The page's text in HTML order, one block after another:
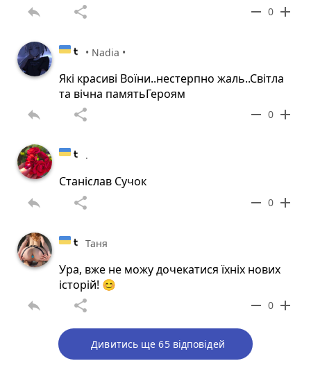
reply share remove 0 add
• Nadia •
Які красиві Воїни..нестерпно жаль..Світла
та вічна памятьГероям
reply share remove 0 add
.
Станіслав Сучок
reply share remove 0 add
Таня
Ура, вже не можу дочекатися їхніх нових
історій! 😊
reply share remove 0 add
Дивитись ще 65 відповідей